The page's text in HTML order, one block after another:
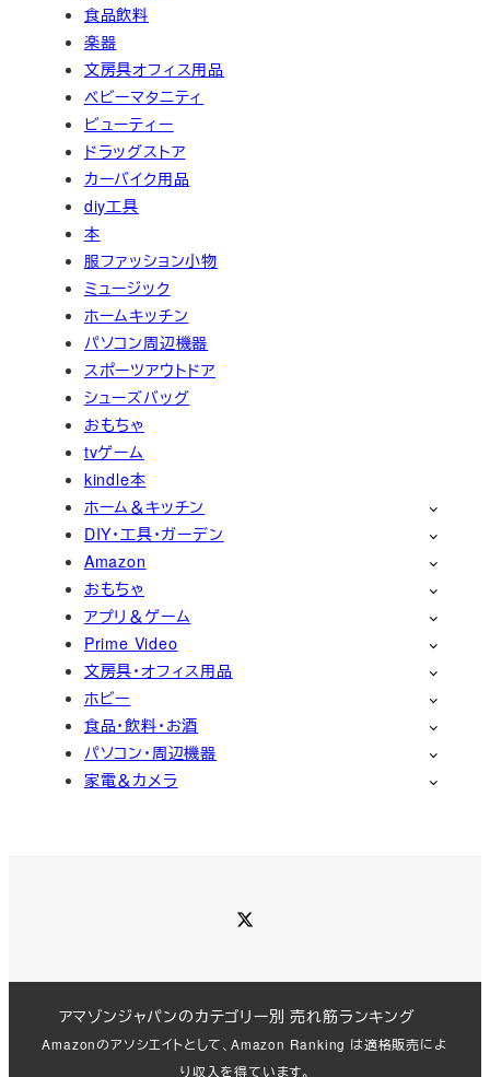
食品飲料
楽器
文房具オフィス用品
ベビーマタニティ
ビューティー
ドラッグストア
カーバイク用品
diy工具
本
服ファッション小物
ミュージック
ホームキッチン
パソコン周辺機器
スポーツアウトドア
シューズバッグ
おもちゃ
tvゲーム
kindle本
ホーム＆キッチン
DIY・工具・ガーデン
Amazon
おもちゃ
アプリ＆ゲーム
Prime Video
文房具・オフィス用品
ホビー
食品・飲料・お酒
パソコン・周辺機器
家電＆カメラ
アマゾンジャパンのカテゴリー別 売れ筋ランキング
Amazonのアソシエイトとして、Amazon Ranking は適格販売によ
り収入を得ています。